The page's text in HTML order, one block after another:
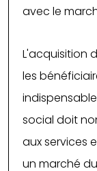
avec le
L'acquisition
les
social doit
aux services
un marché